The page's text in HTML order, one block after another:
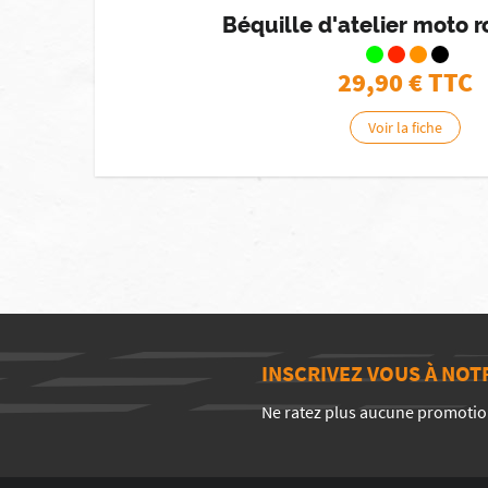
Béquille d'atelier moto
29,90€ TTC
Voir la fiche
INSCRIVEZ VOUS À
Ne ratez plus aucune